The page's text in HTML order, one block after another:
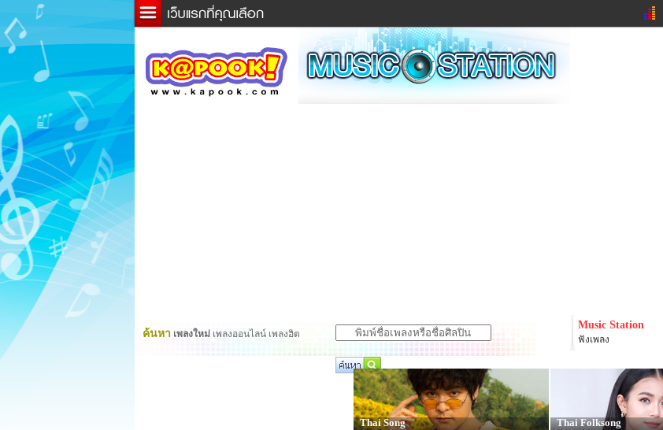
ข่าวด่วน ข่าวสั้น
ละคร
หนังใหม่
หมากรุกไทย
ค้นหา เพลงใหม่ เพลงออนไลน์ เพลงฮิต
Music Station
ฟังเพลง
Thai Song Thai Folksong